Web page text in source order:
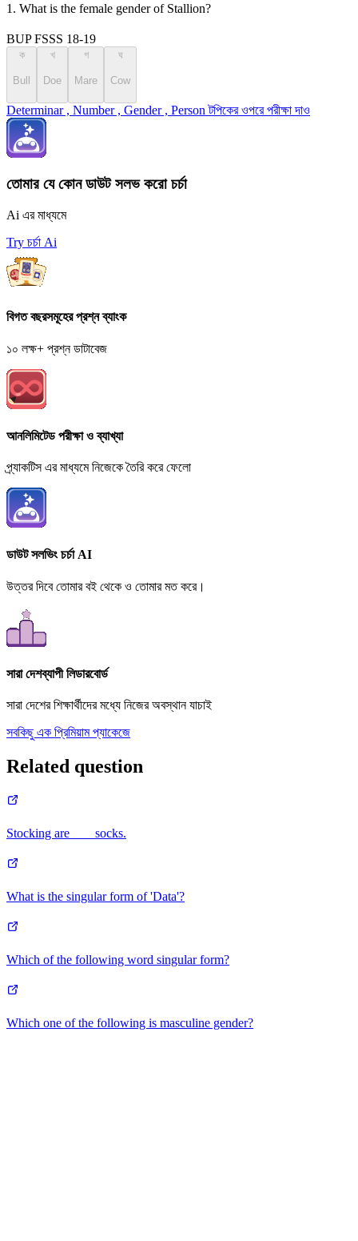
1. What is the female gender of Stallion?
BUP FSSS 18-19
ক
Bull
খ
Doe
গ
Mare
ঘ
Cow
Determinar , Number , Gender , Person টপিকের ওপরে পরীক্ষা দাও
তোমার যে কোন ডাউট সলভ করো চর্চা
Ai এর মাধ্যমে
Try চর্চা Ai
বিগত বছরসমূহের প্রশ্ন ব্যাংক
১০ লক্ষ+ প্রশ্ন ডাটাবেজ
আনলিমিটেড পরীক্ষা ও ব্যাখ্যা
প্র্যাকটিস এর মাধ্যমে নিজেকে তৈরি করে ফেলো
ডাউট সলভিং চর্চা AI
উত্তর দিবে তোমার বই থেকে ও তোমার মত করে।
সারা দেশব্যাপী লিডারবোর্ড
সারা দেশের শিক্ষার্থীদের মধ্যে নিজের অবস্থান যাচাই
সবকিছু এক প্রিমিয়াম প্যাকেজে
Related question
Stocking are ___ socks.
What is the singular form of 'Data'?
Which of the following word singular form?
Which one of the following is masculine gender?